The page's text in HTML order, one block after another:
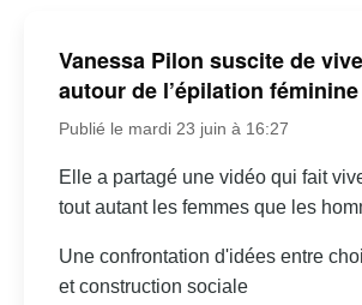
Vanessa Pilon suscite de
autour de l’épilation féminine
Publié le mardi 23 juin à 16:27
Elle a partagé une vidéo qui fait
tout autant les femmes que les
Une confrontation d'idées entre
et construction sociale